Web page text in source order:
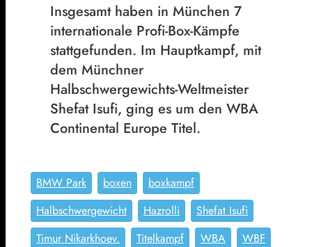
Insgesamt haben in München 7
internationale Profi-Box-Kämpfe
stattgefunden. Im Hauptkampf, mit
dem Münchner
Halbschwergewichts-Weltmeister
Shefat Isufi, ging es um den WBA
Continental Europe Titel.
BMW Park boxen
boxkampf
Halbschwergewicht
Hazrolli
Shefat Isufi
Timur Nikarkhoev.
Titelkampf WBA
WBF